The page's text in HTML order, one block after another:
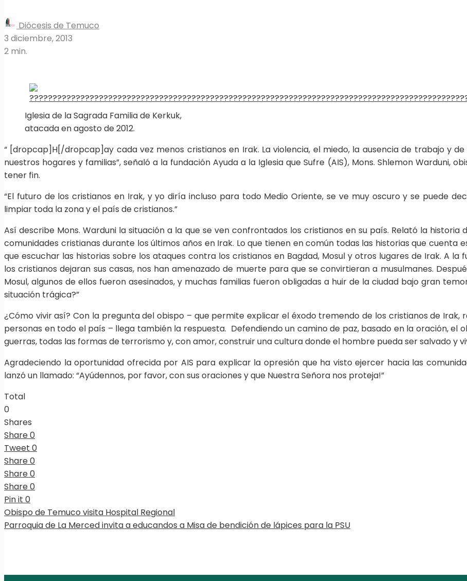
Diócesis de Temuco
3 diciembre, 2013
2 min.
Iglesia de la Sagrada Familia de Kerkuk,
atacada en agosto de 2012.
“ [dropcap]H[/dropcap]ay cada vez menos cristianos en Irak. La violencia, el miedo, la ausencia de trabajo y
nuestros hogares y familias”, señaló a la fundación Ayuda a la Iglesia que Sufre (AIS), Mons. Shlemon Warduni,
tener fin.
“El futuro de los cristianos en Irak, y yo diría incluso para todo Medio Oriente, se ve muy oscuro y se puede
limpiar toda la zona y el país de cristianos.”
Así describe Mons. Warduni la situación a la que se ven confrontados los cristianos en su país. Relató la
comunidades cristianas durante los últimos años en Irak. Lo que tienen en común todas las historias que cuenta
que escuchar las historias sobre los ataques contra los cristianos en Bagdad, Mosul y otros lugares de Irak. A
los cristianos dejaran sus casas, nos han amenazado de muerte para que se convirtieran a musulmanes.
Mosul, algunos de ellos fueron asesinados, y muchas familias fueron obligadas a huir de la ciudad bajo gran
situación trágica?”
¿Cómo vivir así? Con la pregunta del obispo – que permite explicar el éxodo tremendo de los cristianos de Irak,
personas en todo el país – llega también la respuesta. Defendiendo un camino de paz, basado en la oración, el
guerras, todas las formas de terrorismo y, con amor, construir una cultura donde el hombre pueda ser salvado y
Agradeciendo la oportunidad ofrecida por AIS para explicar la opresión que ha visto ejercer hacia las
lanzó un llamado: “Ayúdennos, por favor, con sus oraciones y que Nuestra Señora nos proteja!”
Total
0
Shares
Share0
Tweet 0
Share0
Share0
Share0
Pin it 0
Obispo de Temuco visita Hospital Regional
Parroquia de La Merced invita a educandos a Misa de bendición de lápices para la PSU